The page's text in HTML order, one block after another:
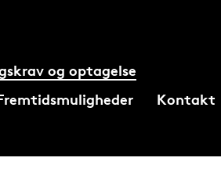
og optagelse
Kontakt